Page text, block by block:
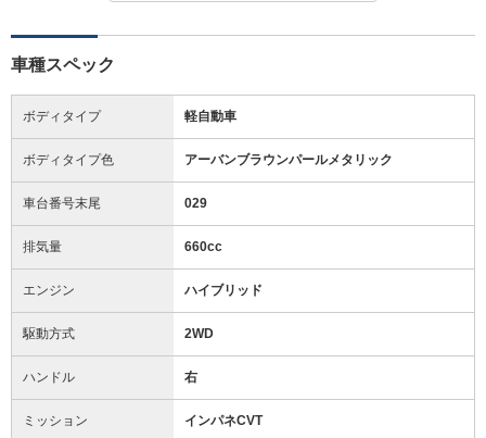
車種スペック
ボディタイプ 軽自動車
ボディタイプ色 アーバンブラウンパールメタリック
車台番号末尾 029
排気量 660cc
エンジン ハイブリッド
駆動方式 2WD
ハンドル 右
ミッション インパネCVT